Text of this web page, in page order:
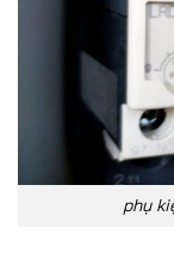
phụ